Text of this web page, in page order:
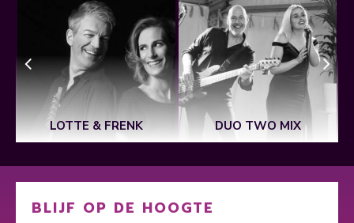
LOTTE & FRENK DUO TWO MIX
BLIJF OP DE HOOGTE